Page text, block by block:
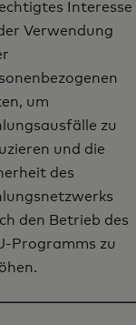
Interesse
Verwendung
um
zu
und die
des
den Betrieb des
Programms zu